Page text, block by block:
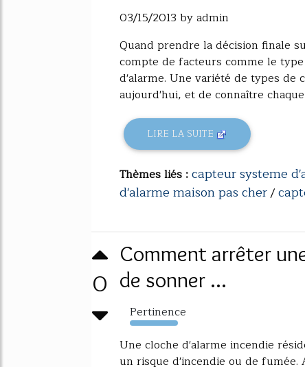
03/15/2013 by admin
Quand prendre la décision finale
compte de facteurs comme le
d'alarme. Une variété de types de
aujourd'hui, et de connaître
LIRE LA SUITE
Thèmes liés :capteur systeme
d'alarme maison pas cher/
0
Comment arrêter
de sonner ...
Pertinence
395%
Une cloche d'alarme incendie
un risque d'incendie ou de